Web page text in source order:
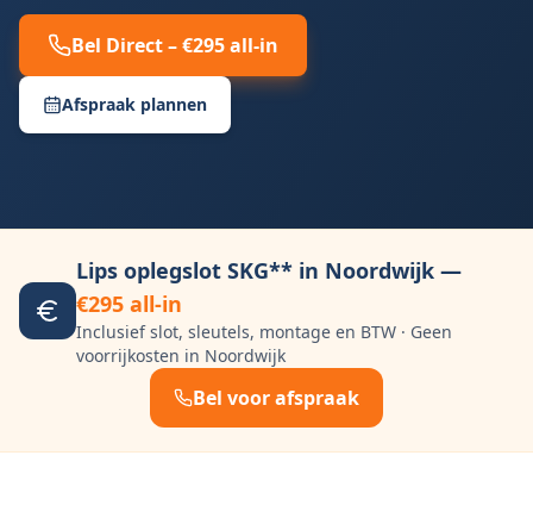
Bel Direct – €295 all-in
Afspraak plannen
Lips oplegslot SKG** in Noordwijk —
€295 all-in
Inclusief slot, sleutels, montage en BTW · Geen
voorrijkosten in Noordwijk
Bel voor afspraak